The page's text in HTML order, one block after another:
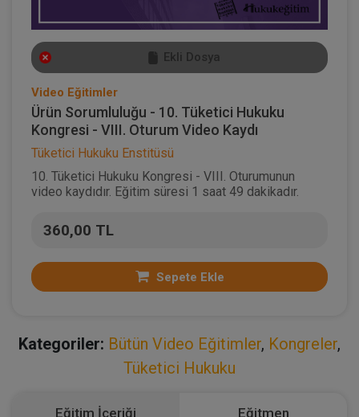
Ekli Dosya
Video Eğitimler
Ürün Sorumluluğu - 10. Tüketici Hukuku
Kongresi - VIII. Oturum Video Kaydı
Tüketici Hukuku Enstitüsü
10. Tüketici Hukuku Kongresi - VIII. Oturumunun
video kaydıdır. Eğitim süresi 1 saat 49 dakikadır.
360,00 TL
Sepete Ekle
Kategoriler: Bütün Video Eğitimler, Kongreler,
Tüketici Hukuku
Eğitim İçeriği Eğitmen